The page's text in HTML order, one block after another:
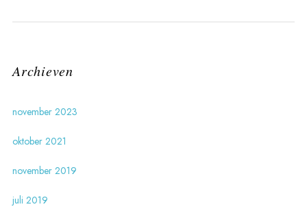
Archieven
november 2023
oktober 2021
november 2019
juli 2019